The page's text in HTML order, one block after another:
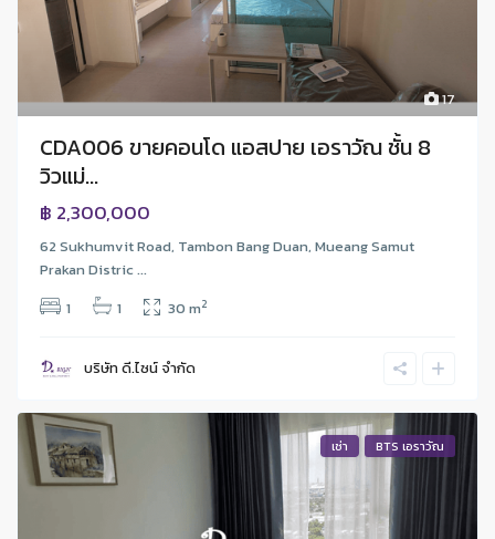
17
CDA006 ขายคอนโด แอสปาย เอราวัณ ชั้น 8
วิวแม่...
฿ 2,300,000
62 Sukhumvit Road, Tambon Bang Duan, Mueang Samut
Prakan Distric ...
1
1 30 m2
บริษัท ดี.ไซน์ จํากัด
เช่า BTS เอราวัณ